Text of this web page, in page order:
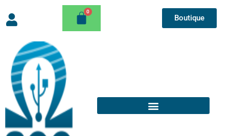
Boutique